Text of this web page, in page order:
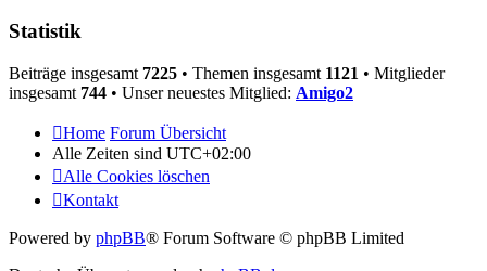
Statistik
Beiträge insgesamt 7225 • Themen insgesamt 1121 • Mitglieder
insgesamt 744 • Unser neuestes Mitglied: Amigo2
Home Forum Übersicht
Alle Zeiten sind UTC+02:00
Alle Cookies löschen
Kontakt
Powered by phpBB® Forum Software © phpBB Limited